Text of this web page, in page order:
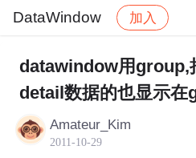
DataWindow 加入
社区 DataWindow 帖
datawindow用group,
detail数据的也显示在
Amateur_Kim
2011-10-29